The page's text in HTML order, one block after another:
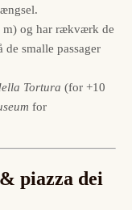
m) og har rækværk de
smalle passager
Tortura (for +10
for
piazza dei